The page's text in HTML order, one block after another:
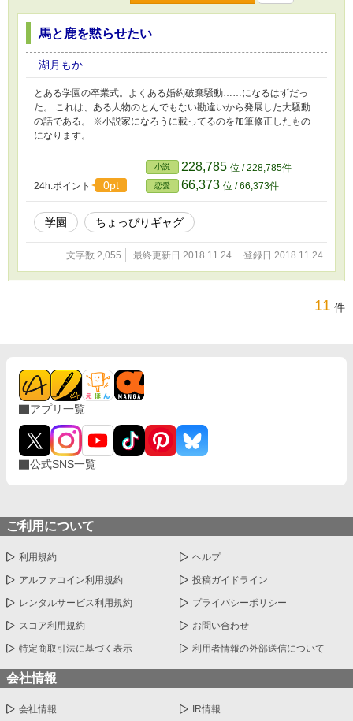
馬と鹿を黙らせたい
湖月もか
とある学園の卒業式。よくある婚約破棄騒動……になるはずだっ
た。 これは、ある人物のとんでもない勘違いから発展した大騒動
の話である。 ※小説家になろうに載ってるのを加筆修正したもの
になります。
24h.ポイント 0pt
小説 228,785 位 / 228,785件
恋愛 66,373 位 / 66,373件
学園 ちょっぴりギャグ
文字数 2,055 最終更新日 2018.11.24 登録日 2018.11.24
11 件
アプリ一覧
公式SNS一覧
ご利用について
利用規約 ヘルプ
アルファコイン利用規約 投稿ガイドライン
レンタルサービス利用規約 プライバシーポリシー
スコア利用規約 お問い合わせ
特定商取引法に基づく表示 利用者情報の外部送信について
会社情報
会社情報 IR情報